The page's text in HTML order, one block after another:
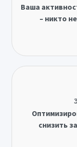
Ваша
– никто
снизить